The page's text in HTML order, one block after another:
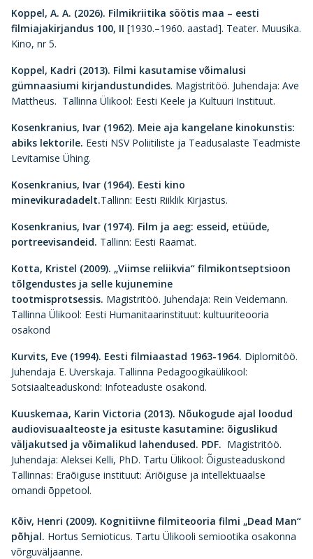
Koppel, A. A. (2026). Filmikriitika söötis maa – eesti
filmiajakirjandus 100, II [1930.–1960. aastad]. Teater. Muusika.
Kino, nr 5.
Koppel, Kadri (2013). Filmi kasutamise võimalusi
gümnaasiumi kirjandustundides. Magistritöö. Juhendaja: Ave
Mattheus. Tallinna Ülikool: Eesti Keele ja Kultuuri Instituut.
Kosenkranius, Ivar (1962). Meie aja kangelane kinokunstis:
abiks lektorile. Eesti NSV Poliitiliste ja Teadusalaste Teadmiste
Levitamise Ühing.
Kosenkranius, Ivar (1964). Eesti kino
minevikuradadelt.Tallinn: Eesti Riiklik Kirjastus.
Kosenkranius, Ivar (1974). Film ja aeg: esseid, etüüde,
portreevisandeid. Tallinn: Eesti Raamat.
Kotta, Kristel (2009). „Viimse reliikvia“ filmikontseptsioon
tõlgendustes ja selle kujunemine
tootmisprotsessis. Magistritöö. Juhendaja: Rein Veidemann.
Tallinna Ülikool: Eesti Humanitaarinstituut: kultuuriteooria
osakond
Kurvits, Eve (1994). Eesti filmiaastad 1963-1964. Diplomitöö.
Juhendaja E. Uverskaja. Tallinna Pedagoogikaülikool:
Sotsiaalteaduskond: Infoteaduste osakond.
Kuuskemaa, Karin Victoria (2013). Nõukogude ajal loodud
audiovisuaalteoste ja esituste kasutamine: õiguslikud
väljakutsed ja võimalikud lahendused. PDF. Magistritöö.
Juhendaja: Aleksei Kelli, PhD. Tartu Ülikool: Õigusteaduskond
Tallinnas: Eraõiguse instituut: Äriõiguse ja intellektuaalse
omandi õppetool.
Kõiv, Henri (2009). Kognitiivne filmiteooria filmi „Dead Man“
põhjal. Hortus Semioticus. Tartu Ülikooli semiootika osakonna
võrguväljaanne.